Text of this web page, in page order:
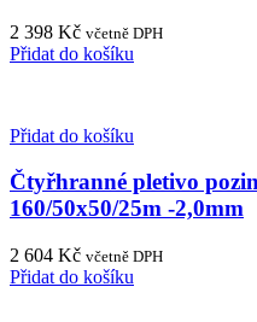
2 398 Kč včetně DPH
Přidat do košíku
Přidat do košíku
Čtyřhranné pletivo
160/50x50/25m -2,0mm
2 604 Kč včetně DPH
Přidat do košíku